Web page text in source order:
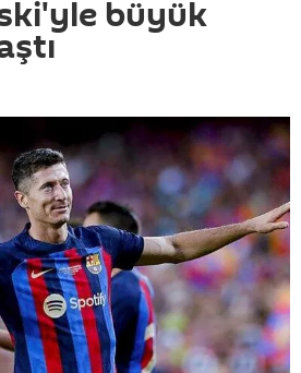
büyük